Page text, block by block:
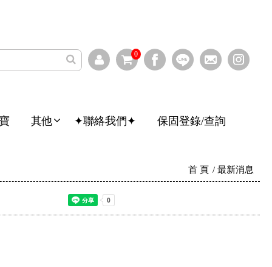
0
其他 ✦聯絡我們✦ 保固登錄/查詢
首 頁 最新消息